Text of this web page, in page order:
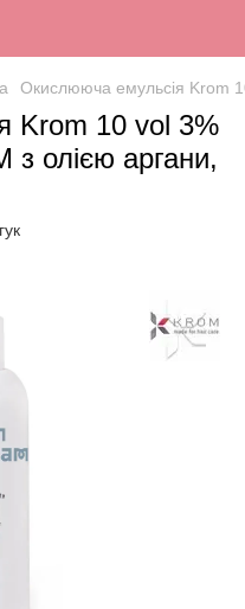
Окислююча емульсія Krom
Krom 10 vol 3%
олією аргани,